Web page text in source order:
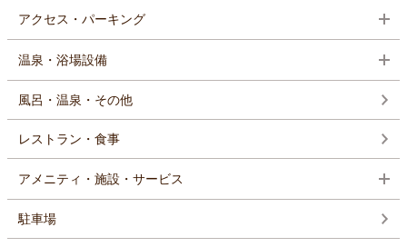
アクセス・パーキング
温泉・浴場設備
風呂・温泉・その他
レストラン・食事
アメニティ・施設・サービス
駐車場